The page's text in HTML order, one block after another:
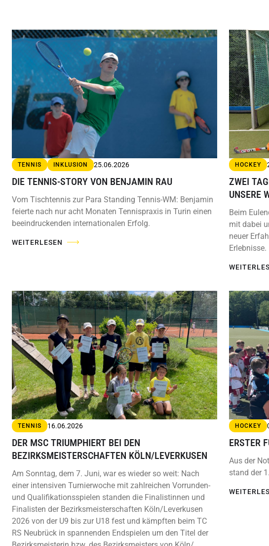
TENNIS INKLUSION 25.06.2026
DIE TENNIS-STORY VON BENJAMIN RAU
Vom Tischtennis zur Para Standing Tennis-WM: Benjamin
feierte nach nur acht Monaten Tennispraxis in Turin einen
beeindruckenden internationalen Erfolg.
WEITERLESEN
HOCKEY
ZWEI
UNSERE
Beim
mit dabei
neuer
Erlebnisse.
TENNIS 16.06.2026
DER MSC TRIUMPHIERT BEI DEN
BEZIRKSMEISTERSCHAFTEN KÖLN/LEVERKUSEN
Am Sonntag, dem 7. Juni, war es wieder so weit: Nach
einer intensiven Turnierwoche mit zahlreichen Vorrunden-
und Qualifikationsspielen standen die Finalistinnen und
Finalisten der Bezirksmeisterschaften Köln/Leverkusen
2026 von der U9 bis zur U18 fest und kämpften beim TC
RS Neubrück in spannenden Endspielen um den Titel der
HOCKEY
ERSTER
Aus der
stand der